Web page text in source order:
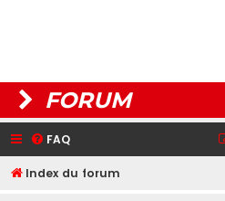
FORUM
FAQ
Index du forum